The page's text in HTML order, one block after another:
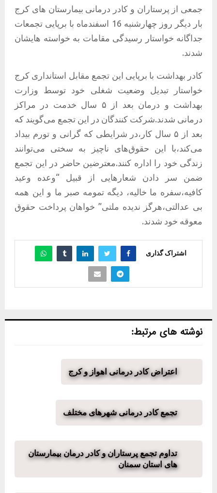
جمعی از پرستاران و کادر درمانی بیمارستان های کرج
بار دیگر روز چهارشنبه 16 اسفندماه با برپایی تجمعات
جداگانه خواستار رسیدگی مقامات به خواسته هایشان
شدند.
کادر بهداشت با برپایی این تجمع مقابل استانداری کرج
خواستار تبدیل وضعیت شغلی‌ خود توسط وزارت
بهداشت و درمان بعد از ۵ سال خدمت در مراکز
درمانی شدند.شرکت کنندگان در این تجمع می‌گویند که
بعد از ۵ سال کار،در شرایطی که گرانی و تورم بیداد
می‌کند،با این حقوق‌های ناچیز به سختی می‌توانند
زندگی خود را اداره کنند.معترضین حاضر در این تجمع
ضمن سر دادن شعارهایی از قبیل “وعده وعید
کافیه،سفره ما خالیه، دیگه تمومه صبر ما و این همه
بی عدالتی،هرگز ندیده ملتی” خواهان پرداخت حقوق
معوقه خود شدند.
اشتراک گذاری
نوشته های مرتبط:
اعتراض کادر درمانی اهواز و کرج
تجمع کادر درمانی شهرهای مختلف
تداوم تجمع پرستاران و کادر درمان بیمارستان
های استان سمنان